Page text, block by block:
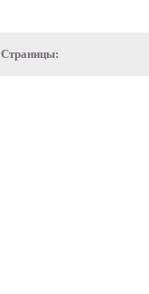
Страницы: